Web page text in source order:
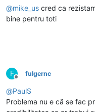
@mike_us cred ca
bine pentru toti
F
Deconectat
fulgernc
@PaulS
Problema nu e că se fac